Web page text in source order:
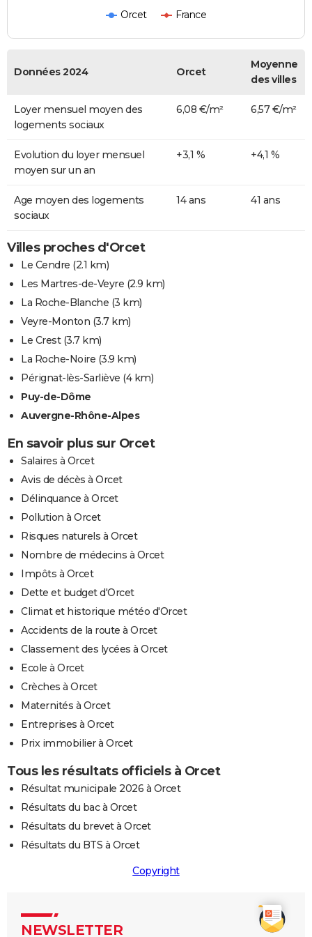
Orcet France
Données 2024 Orcet
Moyenne
des villes
Loyer mensuel moyen des
logements sociaux
6,08 €/m² 6,57 €/m²
Evolution du loyer mensuel
moyen sur un an
+3,1 % +4,1 %
Age moyen des logements
sociaux
14 ans 41 ans
Villes proches d'Orcet
Le Cendre (2.1 km)
Les Martres-de-Veyre (2.9 km)
La Roche-Blanche (3 km)
Veyre-Monton (3.7 km)
Le Crest(3.7 km)
La Roche-Noire (3.9 km)
Pérignat-lès-Sarliève (4 km)
Puy-de-Dôme
Auvergne-Rhône-Alpes
En savoir plus sur Orcet
Salaires à Orcet
Avis de décès à Orcet
Délinquance à Orcet
Pollution à Orcet
Risques naturels à Orcet
Nombre de médecins à Orcet
Impôts à Orcet
Dette et budget d'Orcet
Climat et historique météo d'Orcet
Accidents de la route à Orcet
Classement des lycées à Orcet
Ecole à Orcet
Crèches à Orcet
Maternités à Orcet
Entreprises à Orcet
Prix immobilier à Orcet
Tous les résultats officiels à Orcet
Résultat municipale 2026 à Orcet
Résultats du bac à Orcet
Résultats du brevet à Orcet
Résultats du BTS à Orcet
Copyright
NEWSLETTER